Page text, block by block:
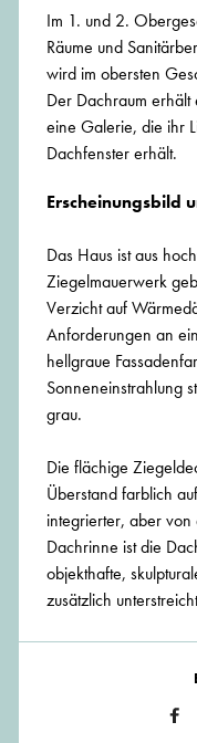
Im 1. und 2.
Räume und
wird im obersten
Der Dachraum
eine Galerie, die ihr
Dachfenster erhält.
Erscheinungsbild
Das Haus ist aus
Ziegelmauerwerk
Verzicht auf
Anforderungen an
hellgraue
Sonneneinstrahlung
grau.
Die flächige
Überstand farblich
integrierter, aber
Dachrinne ist die
objekthafte,
zusätzlich